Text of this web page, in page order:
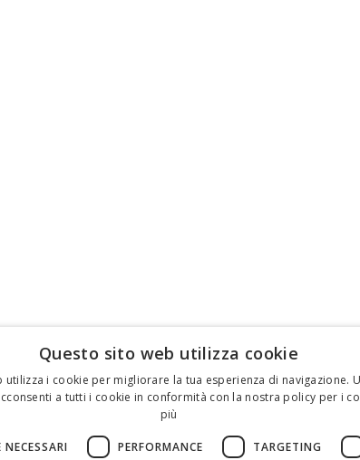
Questo sito web utilizza cookie
utilizza i cookie per migliorare la tua esperienza di navigazione.
a tutti i cookie in conformità con la nostra policy per i
più
PERFORMANCE TARGETING